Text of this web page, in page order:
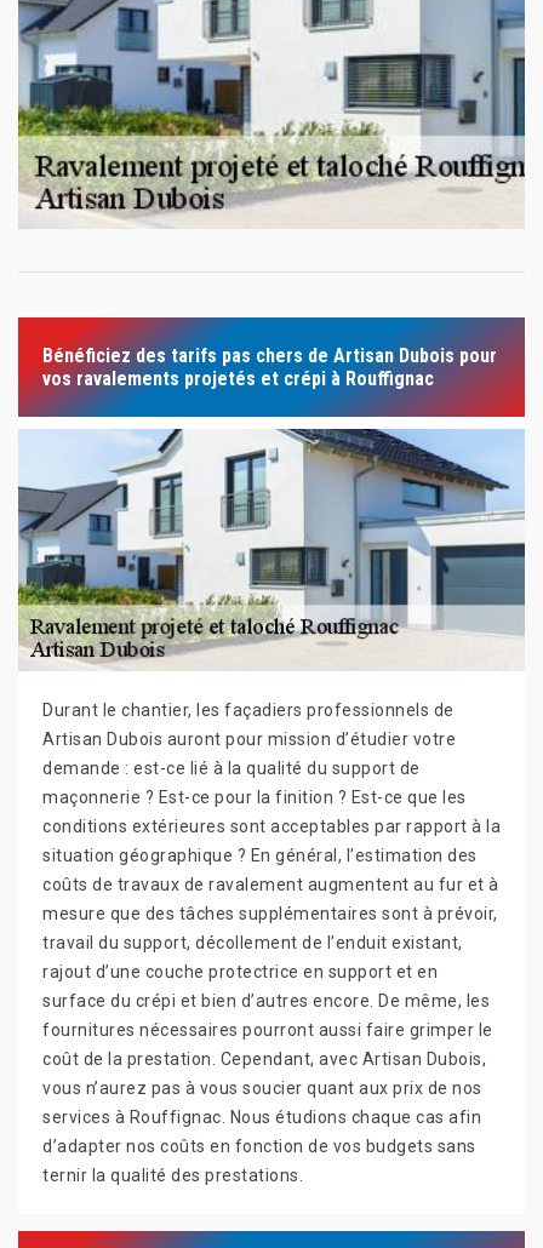
Bénéficiez des tarifs pas chers de Artisan Dubois pour
vos ravalements projetés et crépi à Rouffignac
Durant le chantier, les façadiers professionnels de
Artisan Dubois auront pour mission d’étudier votre
demande : est-ce lié à la qualité du support de
maçonnerie ? Est-ce pour la finition ? Est-ce que les
conditions extérieures sont acceptables par rapport à la
situation géographique ? En général, l’estimation des
coûts de travaux de ravalement augmentent au fur et à
mesure que des tâches supplémentaires sont à prévoir,
travail du support, décollement de l’enduit existant,
rajout d’une couche protectrice en support et en
surface du crépi et bien d’autres encore. De même, les
fournitures nécessaires pourront aussi faire grimper le
coût de la prestation. Cependant, avec Artisan Dubois,
vous n’aurez pas à vous soucier quant aux prix de nos
services à Rouffignac. Nous étudions chaque cas afin
d’adapter nos coûts en fonction de vos budgets sans
ternir la qualité des prestations.